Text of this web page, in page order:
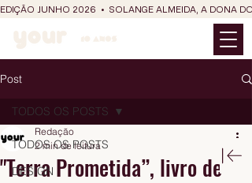
EDIÇÃO JUNHO 2026  •  SOLANGE ALMEIDA, A DONA
Post
TODOS OS POSTS
DESIGN
TODOS OS POSTS
"Terra Prometida”, livro de
Redação
2 min de leitura